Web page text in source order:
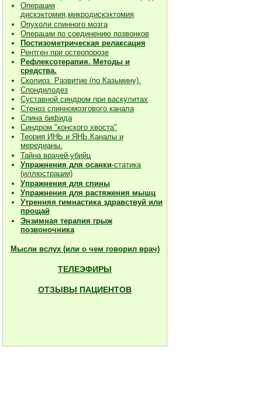
Операция
дискэктомия,микродискэктомия
Опухоли спинного мозга
Операции по соединению позвонков
Постизометрическая релаксация
Рентген при остеопорозе
Рефлексотерапия. Методы и
средства.
Сколиоз. Развитие (по Казьмину).
Спондилодез
Суставной синдром при васкулитах
Стеноз спинномозгового канала
Спина бифида
Синдром "конского хвоста"
Теория ИНЬ и ЯНЬ.Каналы и
мередианы.
Тайна врачей-убийц
Упражнения для осанки-статика
(иллюстрации)
Упражнения для спины
Упражнения для растяжения мышц
Утренняя гимнастика здравствуй или
прощай
Энзимная терапия грыж
позвоночника
Мысли вслух (или о чем говорил врач)
ТЕЛЕЭФИРЫ
ОТЗЫВЫ ПАЦИЕНТОВ